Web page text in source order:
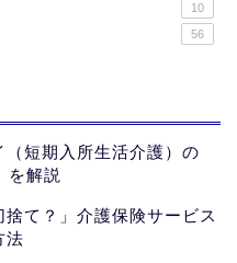
10
56
（短期入所生活介護）の
を解説
捨て？」介護保険サービス
法